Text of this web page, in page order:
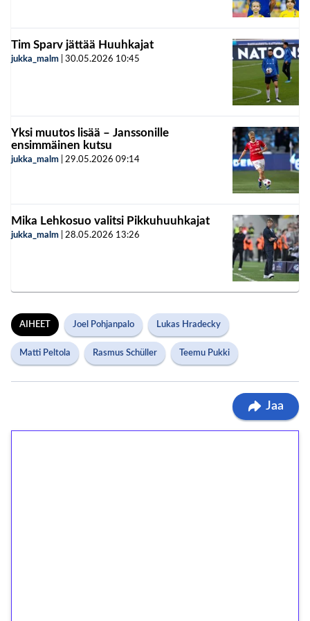
Tim Sparv jättää Huuhkajat
jukka_malm 30.05.2026 10:45
Yksi muutos lisää – Janssonille
ensimmäinen kutsu
jukka_malm 29.05.2026 09:14
Mika Lehkosuo valitsi Pikkuhuuhkajat
jukka_malm 28.05.2026 13:26
AIHEET Joel Pohjanpalo Lukas Hradecky
Matti Peltola Rasmus Schüller Teemu Pukki
Jaa